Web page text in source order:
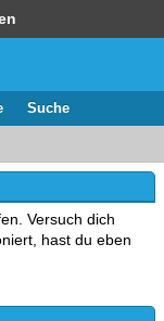
Suche
Versuch dich
hast du eben